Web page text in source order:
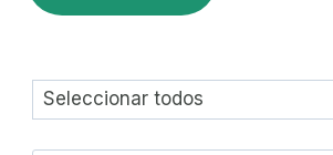
tiene
variantes.
Las